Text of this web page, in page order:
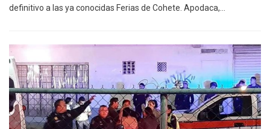
definitivo a las ya conocidas Ferias de Cohete. Apodaca,…